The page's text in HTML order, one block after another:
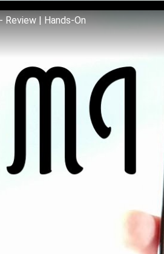
Review | Hands-On